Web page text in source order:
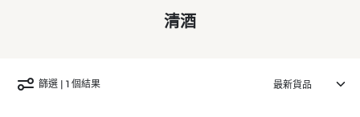
清酒
篩選 | 1 個結果